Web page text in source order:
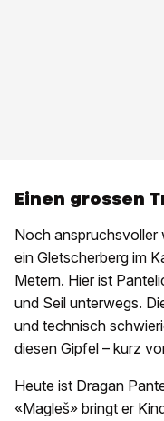
Einen grossen
Noch anspruchsvoller
ein Gletscherberg im
Metern. Hier ist
und Seil unterwegs.
und technisch
diesen Gipfel – kurz
Heute ist Dragan
«Magleš» bringt er